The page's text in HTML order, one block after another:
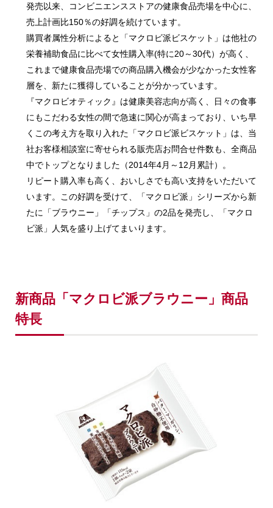
発売以来、コンビニエンスストアの健康食品売場を中心に、
売上計画比150％の好調を続けています。
購買者属性分析によると「マクロビ派ビスケット」は他社の
栄養補助食品に比べて女性購入率(特に20～30代）が高く、
これまで健康食品売場での商品購入機会が少なかった女性客
層を、新たに獲得していることが分かっています。
『マクロビオティック』は健康美容志向が高く、日々の食事
にもこだわる女性の間で急速に関心が高まっており、いち早
くこの考え方を取り入れた「マクロビ派ビスケット」は、当
社お客様相談室に寄せられる販売店お問合せ件数も、全商品
中でトップとなりました（2014年4月～12月累計）。
リピート購入率も高く、おいしさでも高い支持をいただいて
います。この好調を受けて、「マクロビ派」シリーズから新
たに「ブラウニー」「チップス」の2品を発売し、「マクロ
ビ派」人気を盛り上げてまいります。
新商品「マクロビ派ブラウニー」商品
特長